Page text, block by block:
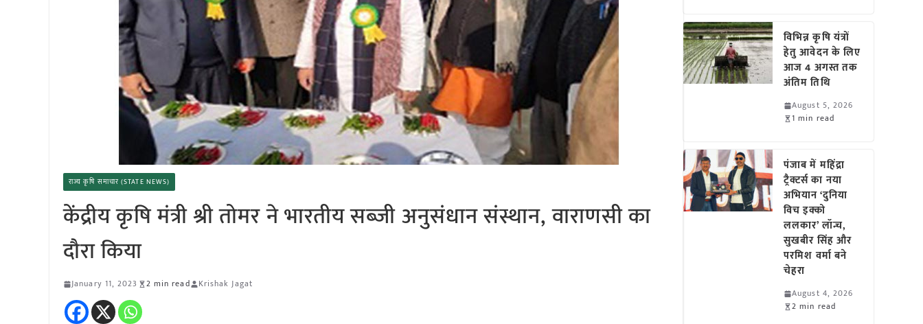
राज्य कृषि समाचार (STATE NEWS)
केंद्रीय कृषि मंत्री श्री तोमर ने भारतीय सब्जी अनुसंधान संस्थान, वाराणसी का
दौरा किया
January 11, 2023 2 min read Krishak Jagat
विभिन्न कृषि यंत्रों
हेतु आवेदन के लिए
आज 4 अगस्त तक
अंतिम तिथि
August 5, 2026
1 min read
पंजाब में महिंद्रा
ट्रैक्टर्स का नया
अभियान ‘दुनिया
विच इक्को
ललकार’ लॉन्च,
सुखबीर सिंह और
परमिश वर्मा बने
चेहरा
August 4, 2026
2 min read